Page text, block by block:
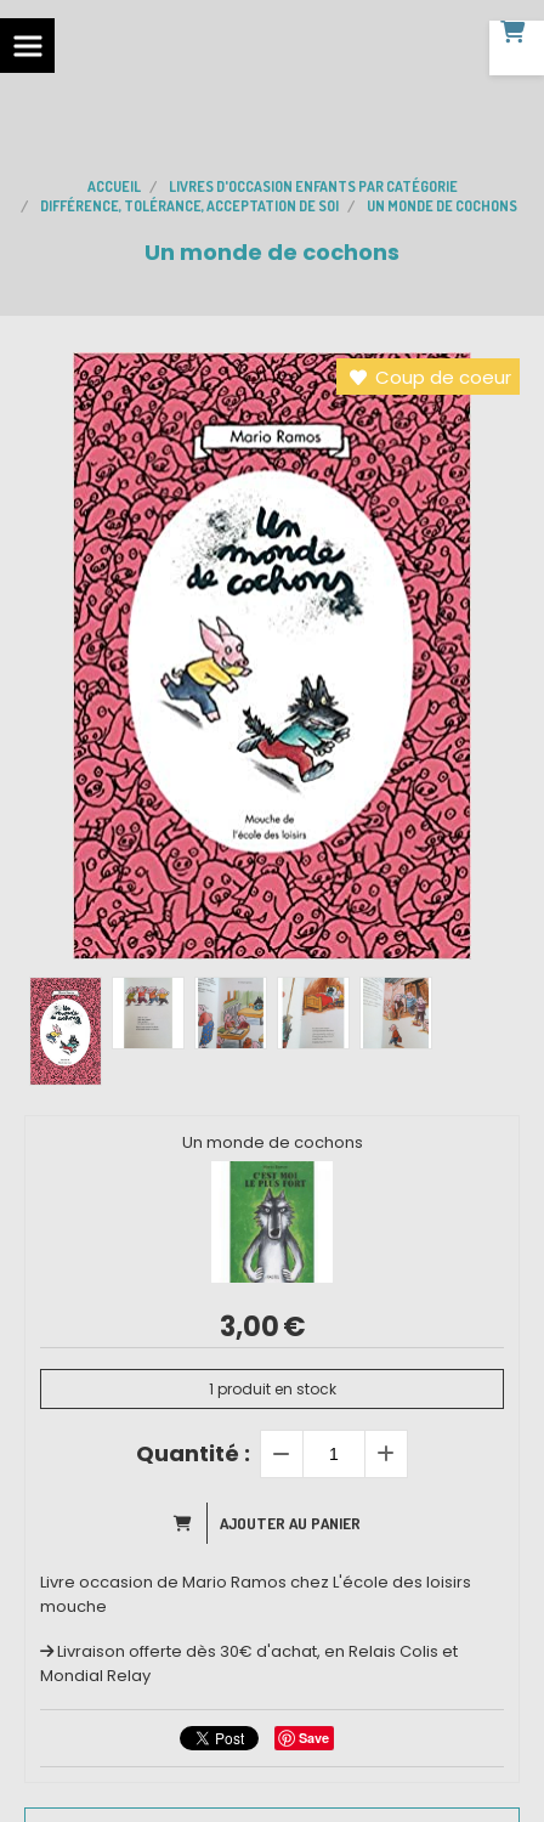
ACCUEIL
LIVRES D'OCCASION ENFANTS PAR CATÉGORIE
DIFFÉRENCE, TOLÉRANCE, ACCEPTATION DE SOI
UN MONDE DE COCHONS
Un monde de cochons
Coup de coeur
Un monde de cochons
3,00€
1 produit en stock
Quantité :
AJOUTER AU PANIER
Livre occasion de Mario Ramos chez L'école des loisirs
mouche
Livraison offerte dès 30€ d'achat, en Relais Colis et
Mondial Relay
Save